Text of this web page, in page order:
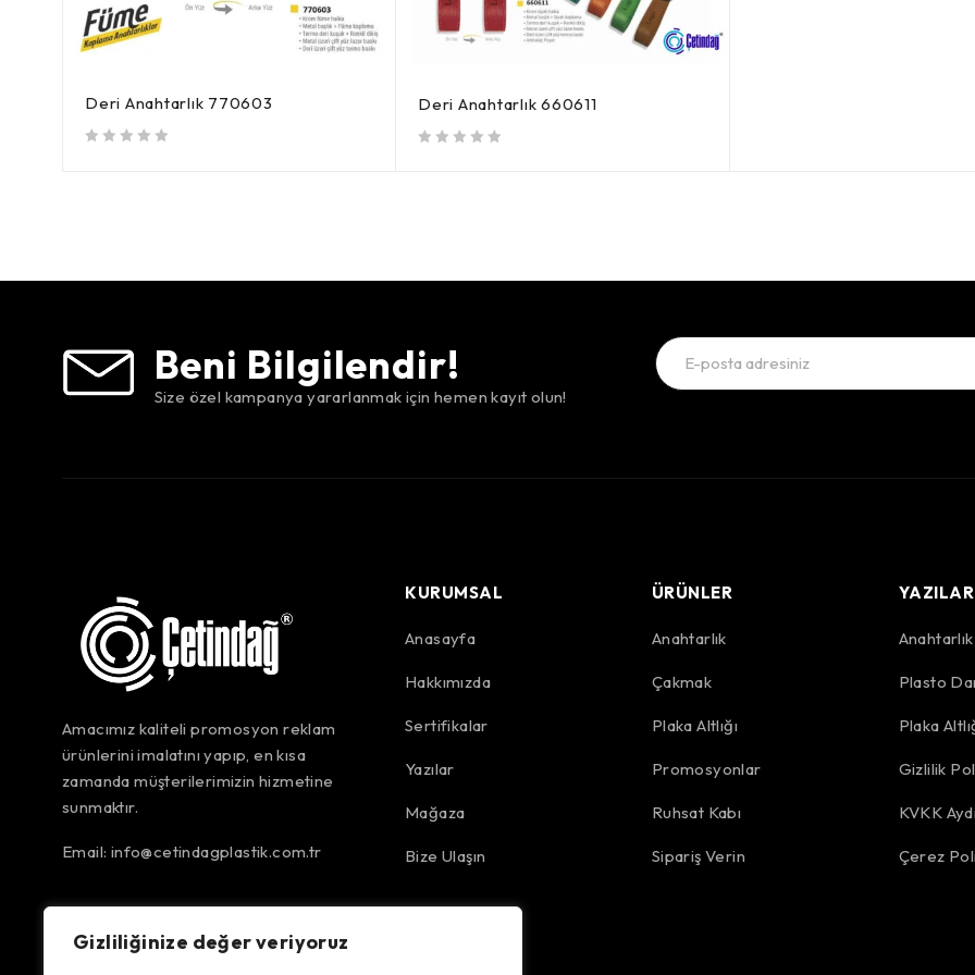
Gizliliğinize değer veriyoruz
Deri Anahtarlık 770603 Deri Anahtarlık 660611
Beni Bilgilendir!
Size özel kampanya yararlanmak için hemen kayıt olun!
Amacımız kaliteli promosyon reklam
ürünlerini imalatını yapıp, en kısa
zamanda müşterilerimizin hizmetine
sunmaktır.
Email: info@cetindagplastik.com.tr
KURUMSAL
Anasayfa
Hakkımızda
Sertifikalar
Yazılar
Mağaza
Bize Ulaşın
ÜRÜNLER
Anahtarlık
Çakmak
Plaka Altlığı
Promosyonlar
Ruhsat Kabı
Sipariş Verin
YAZILAR
Plasto
Plaka
Gizlilik
KVKK
Çerez